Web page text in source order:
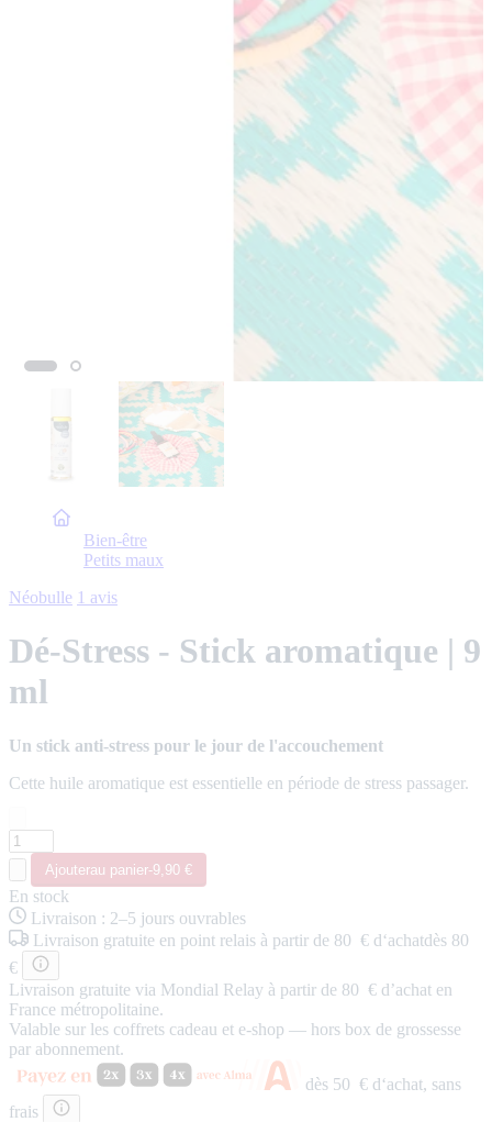
Accueil
Bien-être
Petits maux
Néobulle 1 avis
Dé-Stress - Stick aromatique | 9
ml
Un stick anti-stress pour le jour de l'accouchement
Cette huile aromatique est essentielle en période de stress passager.
Ajouterau panier-9,90 €
En stock
Livraison : 2–5 jours ouvrables
Livraison gratuite en point relais à partir de 80 € d‘achatdès 80
€
Livraison gratuite via Mondial Relay à partir de 80 € d’achat en
France métropolitaine.
Valable sur les coffrets cadeau et e-shop — hors box de grossesse
par abonnement.
dès 50 € d‘achat, sans
frais